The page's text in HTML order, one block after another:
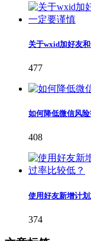
关于wxid加好友
477
如何降低微信风险
408
使用好友新增计
374